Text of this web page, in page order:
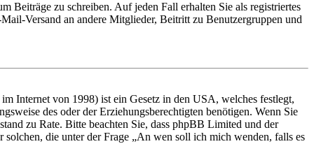
Beiträge zu schreiben. Auf jeden Fall erhalten Sie als registriertes
Versand an andere Mitglieder, Beitritt zu Benutzergruppen und
Internet von 1998) ist ein Gesetz in den USA, welches festlegt,
des oder der Erziehungsberechtigten benötigen. Wenn Sie
zu Rate. Bitte beachten Sie, dass phpBB Limited und der
die unter der Frage „An wen soll ich mich wenden, falls es